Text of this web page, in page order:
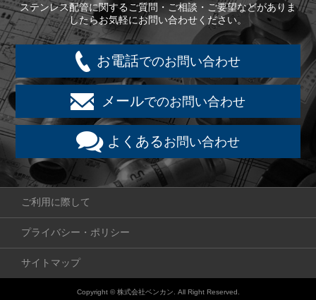
ステンレス配管に関するご質問・ご相談・ご要望などがありま
したらお気軽にお問い合わせください。
お電話でのお問い合わせ
メールでのお問い合わせ
よくあるお問い合わせ
ご利用に際して
プライバシー・ポリシー
サイトマップ
Copyright © 株式会社ベンカン. All Right Reserved.